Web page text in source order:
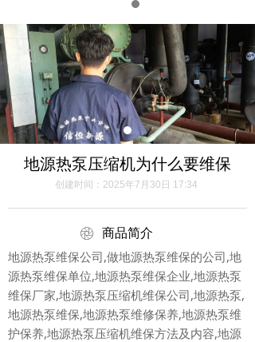
地源热泵压缩机为什么要维保
商品简介
创建时间： 2025年7月30日 17:34
地源热泵维保公司,做地源热泵维保的公司,地
源热泵维保单位,地源热泵维保企业,地源热泵
维保厂家,地源热泵压缩机维保公司,地源热泵,
地源热泵维保,地源热泵维修保养,地源热泵维
护保养,地源热泵压缩机维保方法及内容,地源
ꁵ